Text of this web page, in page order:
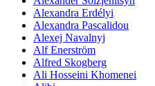
Alexandra Erdélyi
Alexandra Pascalidou
Alexej Navalnyj
Alf Enerström
Alfred Skogberg
Ali Hosseini Khomenei